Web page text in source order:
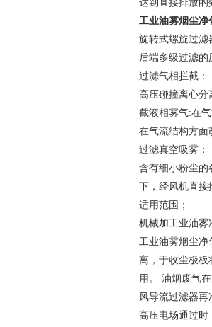
工业油雾烟尘净
旋转式螺旋过滤
后端多级过滤的
过滤气相拦截：
高压碰撞离心分
截液相雾气:在
在气流结构方面
过滤真空吸雾：
含有细小粉尘的
下，经风机直接
适用范围；
机械加工业油雾
工业油雾烟尘
离，于收尘极板
用。 油烟废气
风导流过滤器
高压电场通过时